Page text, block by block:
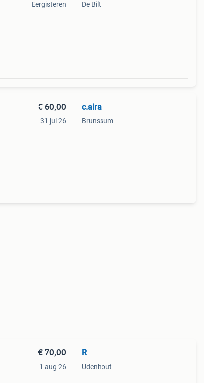
Eergisteren De Bilt
€ 60,00
31 jul 26
c.aira
Brunssum
€ 70,00
1 aug 26
R
Udenhout